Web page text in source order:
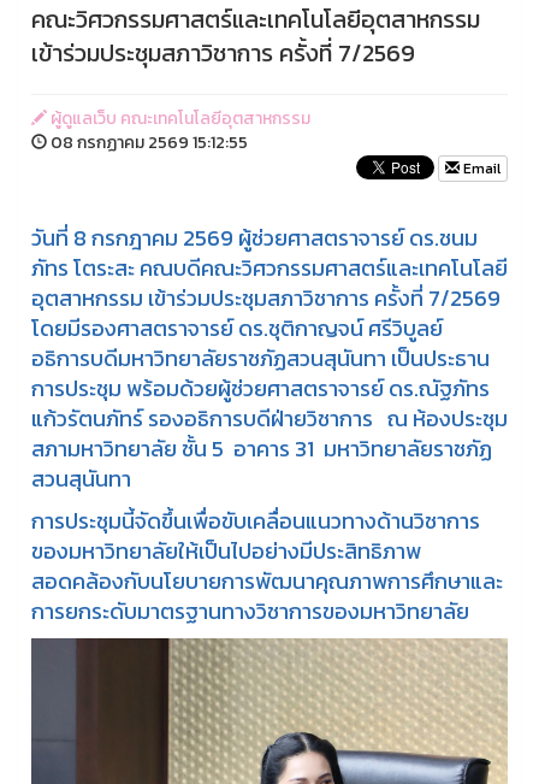
คณะวิศวกรรมศาสตร์และเทคโนโลยีอุตสาหกรรม
เข้าร่วมประชุมสภาวิชาการ ครั้งที่ 7/2569
ผู้ดูแลเว็บ คณะเทคโนโลยีอุตสาหกรรม
08 กรกฏาคม 2569 15:12:55
Email
วันที่ 8 กรกฎาคม 2569 ผู้ช่วยศาสตราจารย์ ดร.ชนม
ภัทร โตระสะ คณบดีคณะวิศวกรรมศาสตร์และเทคโนโลยี
อุตสาหกรรม เข้าร่วมประชุมสภาวิชาการ ครั้งที่ 7/2569
โดยมีรองศาสตราจารย์ ดร.ชุติกาญจน์ ศรีวิบูลย์
อธิการบดีมหาวิทยาลัยราชภัฏสวนสุนันทา เป็นประธาน
การประชุม พร้อมด้วยผู้ช่วยศาสตราจารย์ ดร.ณัฐภัทร
แก้วรัตนภัทร์ รองอธิการบดีฝ่ายวิชาการ ณ ห้องประชุม
สภามหาวิทยาลัย ชั้น 5 อาคาร 31 มหาวิทยาลัยราชภัฏ
สวนสุนันทา
การประชุมนี้จัดขึ้นเพื่อขับเคลื่อนแนวทางด้านวิชาการ
ของมหาวิทยาลัยให้เป็นไปอย่างมีประสิทธิภาพ
สอดคล้องกับนโยบายการพัฒนาคุณภาพการศึกษาและ
การยกระดับมาตรฐานทางวิชาการของมหาวิทยาลัย